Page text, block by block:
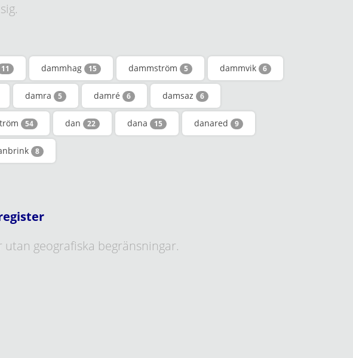
11 dammhag 15 dammström 5 dammvik 6
damra 5 damré 6 damsaz 6
54 dan 22 dana 15 danared 9
8
geografiska begränsningar.